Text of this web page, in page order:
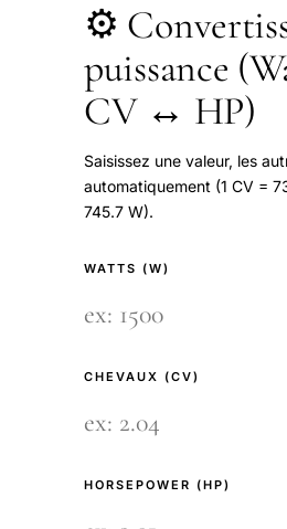
⚙️
puissance
CV ↔ HP)
Saisissez une valeur, les
automatiquement (1 CV =
745.7 W).
WATTS (W)
CHEVAUX (CV)
HORSEPOWER (HP)